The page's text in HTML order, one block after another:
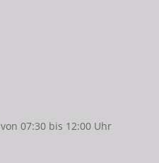
07:30 bis 12:00 Uhr